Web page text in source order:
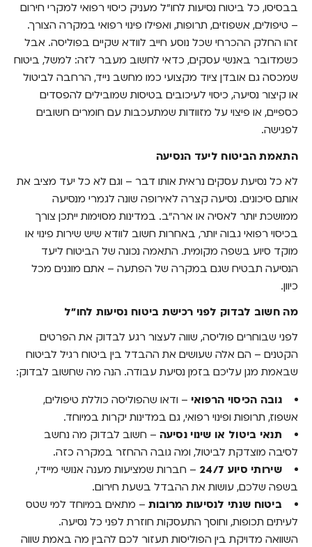
מה חשוב לבדוק לפני רכישת ביטוח נסיעות לחו"ל
איך מבצעים השוואת ביטוח נסיעות לחו"ל בצורה
חכמה?
בשורה התחתונה
בבסיסו, כל ביטוח נסיעות לחו"ל מעניק כיסוי רפואי למקרי חירום
– טיפולים, אשפוזים, תרופות, ואפילו פינוי רפואי במקרה הצורך.
זהו החלק ההכרחי שכל נוסע חייב לוודא שקיים בפוליסה. אבל
כשמדובר באנשי עסקים, כדאי לחשוב מעבר לזה: למשל, ביטוח
שמכסה גם אובדן ציוד מקצועי כמו מחשב נייד, הרחבה לביטול
או קיצור נסיעה, כיסוי לעיכובים בטיסות שמובילים להפסדים
כספיים, או פיצוי על מזוודות שמתעכבות עם חומרים חשובים
לפגישה.
התאמת הביטוח ליעד הנסיעה
לא כל נסיעת עסקים נראית אותו דבר – וגם לא כל יעד מציב את
אותם סיכונים. נסיעה קצרה לאירופה שונה לגמרי מנסיעה
ממושכת יותר לאסיה או ארה"ב. במדינות מסוימות ייתכן צורך
בכיסוי רפואי גבוה יותר, באחרות חשוב לוודא שיש שירות פינוי או
מוקד סיוע בשפה מקומית. התאמה נכונה של הביטוח ליעד
הנסיעה תבטיח שגם במקרה של הפתעה – אתם מוגנים מכל
כיוון.
מה חשוב לבדוק לפני רכישת ביטוח נסיעות לחו"ל
לפני שבוחרים פוליסה, שווה לעצור רגע לבדוק את הפרטים
הקטנים – הם אלה שעושים את ההבדל בין ביטוח רגיל לביטוח
שבאמת מגן עליכם בזמן נסיעת עבודה. הנה מה שחשוב לבדוק:
גובה הכיסוי הרפואי – ודאו שהפוליסה כוללת טיפולים,
אשפוז, תרופות ופינוי רפואי, גם במדינות יקרות במיוחד.
תנאי ביטול או שינוי נסיעה – חשוב לבדוק מה נחשב
לסיבה מוצדקת לביטול, ומה גובה ההחזר במקרה כזה.
שירותי סיוע 24/7
– חברות שמציעות מענה אנושי מיידי,
בשפה שלכם, עושות את ההבדל בשעת חירום.
ביטוח שנתי לנסיעות מרובות – מתאים במיוחד למי שטס
לעיתים תכופות, וחוסך התעסקות חוזרת לפני כל נסיעה.
השוואה מדויקת בין הפוליסות תעזור לכם להבין מה באמת שווה